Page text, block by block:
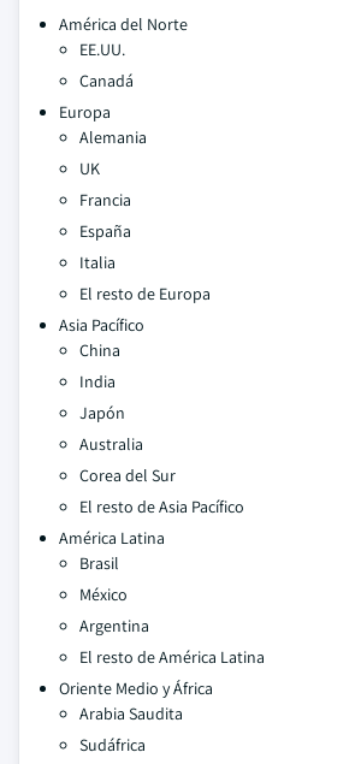
América del Norte
EE.UU.
Canadá
Europa
Alemania
UK
Francia
España
Italia
El resto de Europa
Asia Pacífico
China
India
Japón
Australia
Corea del Sur
El resto de Asia Pacífico
América Latina
Brasil
México
Argentina
El resto de América Latina
Oriente Medio y África
Arabia Saudita
Sudáfrica